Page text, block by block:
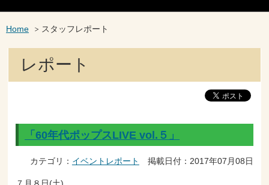
Home スタッフレポート
レポート
「60年代ポップスLIVE vol.５」
カテゴリ： イベントレポート 掲載日付：2017年07月08日